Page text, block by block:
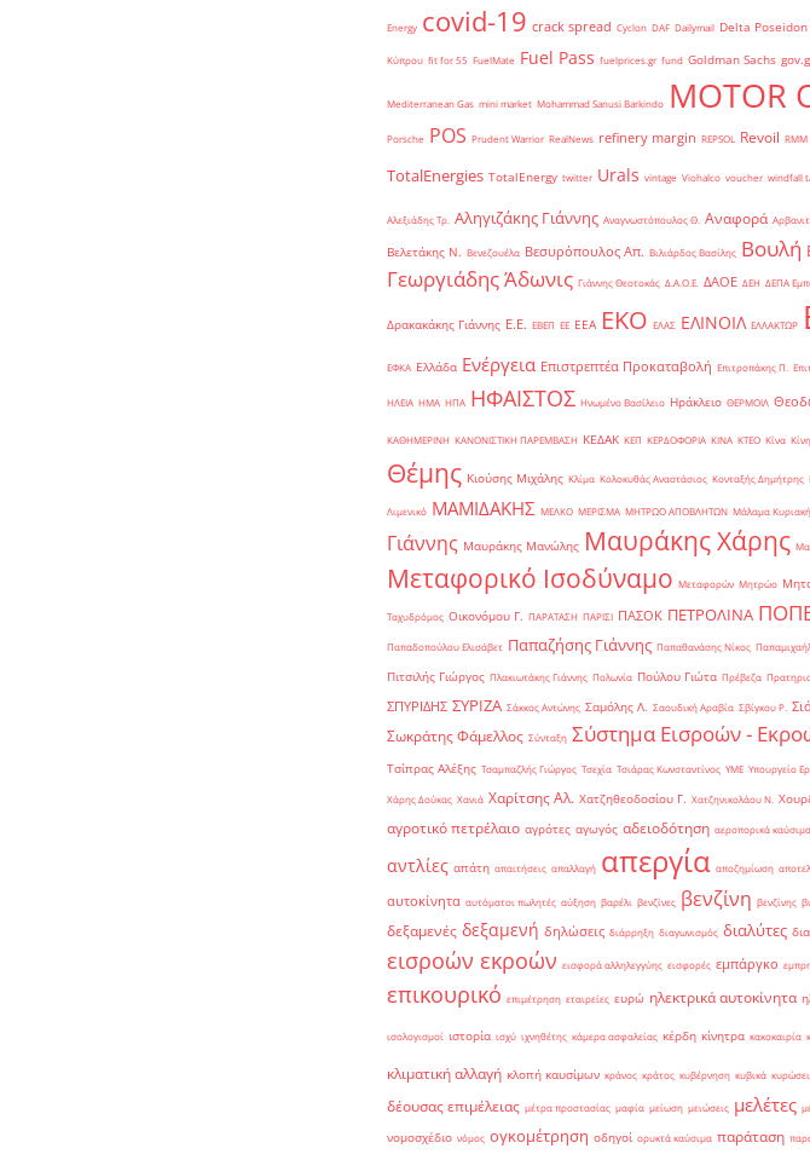
Energy covid-19 crack spread Cyclon DAF Dailymail Delta Poseidon
Κύπρου fit for 55 FuelMate Fuel Pass fuelprices.gr fund Goldman Sachs
Mediterranean Gas mini market Mohammad Sanusi Barkindo MOTOR
Porsche POS Prudent Warrior RealNews refinery margin REPSOL Revoil RMM
TotalEnergies TotalEnergy twitter Urals vintage Viohalco voucher windfall
Αλεξιάδης Τρ. Αληγιζάκης Γιάννης Αναγνωστόπουλος Θ. Αναφορά
Βελετάκης Ν. Βενεζουέλα Βεσυρόπουλος Απ. Βιλιάρδος Βασίλης Βουλή
Γεωργιάδης Άδωνις Γιάννης Θεοτοκάς Δ.Α.Ο.Ε. ΔΑΟΕ ΔΕΗ ΔΕΠΑ
Δρακακάκης Γιάννης Ε.Ε. ΕΒΕΠ ΕΕ ΕΕΑ ΕΚΟ ΕΛΑΣ ΕΛΙΝΟΙΛ ΕΛΛΑΚΤΩΡ
ΕΦΚΑ Ελλάδα Ενέργεια Επιστρεπτέα Προκαταβολή Επιτροπάκης Π.
ΗΛΕΙΑ ΗΜΑ ΗΠΑ ΗΦΑΙΣΤΟΣ Ηνωμένο Βασίλειο Ηράκλειο ΘΕΡΜΟΙΛ
ΚΑΘΗΜΕΡΙΝΗ ΚΑΝΟΝΙΣΤΙΚΗ ΠΑΡΕΜΒΑΣΗ ΚΕΔΑΚ ΚΕΠ ΚΕΡΔΟΦΟΡΙΑ ΚΙΝΑ ΚΤΕΟ Κίνα
Θέμης Κιούσης Μιχάλης Κλίμα Κολοκυθάς Αναστάσιος Κονταξής Δημήτρης
Λιμενικό ΜΑΜΙΔΑΚΗΣ ΜΕΛΚΟ ΜΕΡΙΣΜΑ ΜΗΤΡΩΟ ΑΠΟΒΛΗΤΩΝ Μάλαμα Κυριακή
Γιάννης Μαυράκης Μανώλης Μαυράκης Χάρης
Μεταφορικό Ισοδύναμο Μεταφορών Μητρώο
Ταχυδρόμος Οικονόμου Γ. ΠΑΡΑΤΑΣΗ ΠΑΡΙΣΙ ΠΑΣΟΚ ΠΕΤΡΟΛΙΝΑ
Παπαδοπούλου Ελισάβετ Παπαζήσης Γιάννης Παπαθανάσης Νίκος
Πιτσιλής Γιώργος Πλακιωτάκης Γιάννης Πολωνία Πούλου Γιώτα Πρέβεζα
ΣΠΥΡΙΔΗΣ ΣΥΡΙΖΑ Σάκκος Αντώνης Σαμόλης Λ. Σαουδική Αραβία Σβίγκου Ρ.
Σωκράτης Φάμελλος Σύνταξη Σύστημα Εισροών -
Τσίπρας Αλέξης Τσαμπαζλής Γιώργος Τσεχία Τσιάρας Κωνσταντίνος ΥΜΕ Υπουργείο
Χάρης Δούκας Χανιά Χαρίτσης Αλ. Χατζηθεοδοσίου Γ. Χατζηνικολάου Ν.
αγροτικό πετρέλαιο αγρότες αγωγός αδειοδότηση αεροπορικά καύσιμα
αντλίες απάτη απαιτήσεις απαλλαγή απεργία αποζημίωση
αυτοκίνητα αυτόματοι πωλητές αύξηση βαρέλι βενζίνες βενζίνη βενζίνης
δεξαμενές δεξαμενή δηλώσεις διάρρηξη διαγωνισμός διαλύτες
εισροών εκροών εισφορά αλληλεγγύης εισφορές εμπάργκο
επικουρικό επιμέτρηση εταιρείες ευρώ ηλεκτρικά αυτοκίνητα
ισολογισμοί ιστορία ισχύ ιχνηθέτης κάμερα ασφαλείας κέρδη κίνητρα κακοκαιρία
κλιματική αλλαγή κλοπή καυσίμων κράνος κράτος κυβέρνηση κυβικά
δέουσας επιμέλειας μέτρα προστασίας μαφία μείωση μειώσεις μελέτες
νομοσχέδιο νόμος ογκομέτρηση οδηγοί ορυκτά καύσιμα παράταση